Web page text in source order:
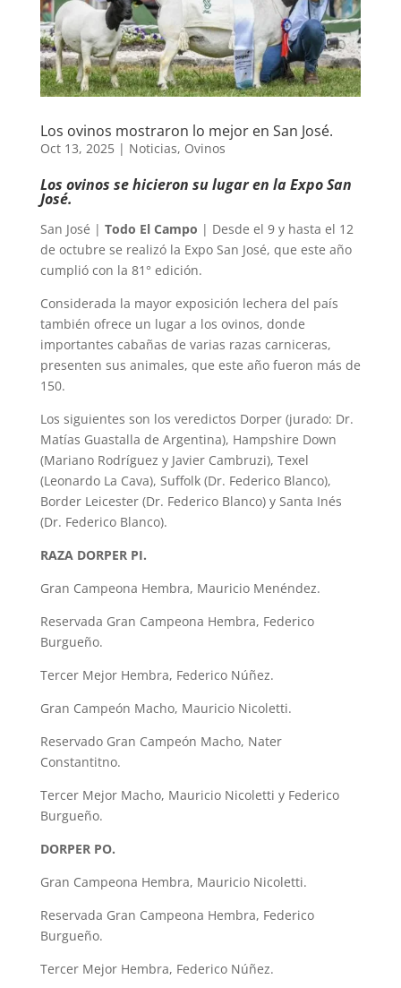
Los ovinos mostraron lo mejor en San José.
Oct 13, 2025| Noticias, Ovinos
Los ovinos se hicieron su lugar en la Expo San
José.
San José | Todo El Campo | Desde el 9 y hasta el 12
de octubre se realizó la Expo San José, que este año
cumplió con la 81° edición.
Considerada la mayor exposición lechera del país
también ofrece un lugar a los ovinos, donde
importantes cabañas de varias razas carniceras,
presenten sus animales, que este año fueron más de
150.
Los siguientes son los veredictos Dorper (jurado: Dr.
Matías Guastalla de Argentina), Hampshire Down
(Mariano Rodríguez y Javier Cambruzi), Texel
(Leonardo La Cava), Suffolk (Dr. Federico Blanco),
Border Leicester (Dr. Federico Blanco) y Santa Inés
(Dr. Federico Blanco).
RAZA DORPER PI.
Gran Campeona Hembra, Mauricio Menéndez.
Reservada Gran Campeona Hembra, Federico
Burgueño.
Tercer Mejor Hembra, Federico Núñez.
Gran Campeón Macho, Mauricio Nicoletti.
Reservado Gran Campeón Macho, Nater
Constantitno.
Tercer Mejor Macho, Mauricio Nicoletti y Federico
Burgueño.
DORPER PO.
Gran Campeona Hembra, Mauricio Nicoletti.
Reservada Gran Campeona Hembra, Federico
Burgueño.
Tercer Mejor Hembra, Federico Núñez.